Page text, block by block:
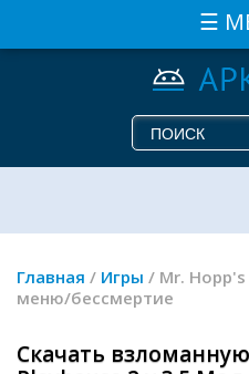
☰
Главная / Игры / Mr.
меню/бессмертие
Скачать